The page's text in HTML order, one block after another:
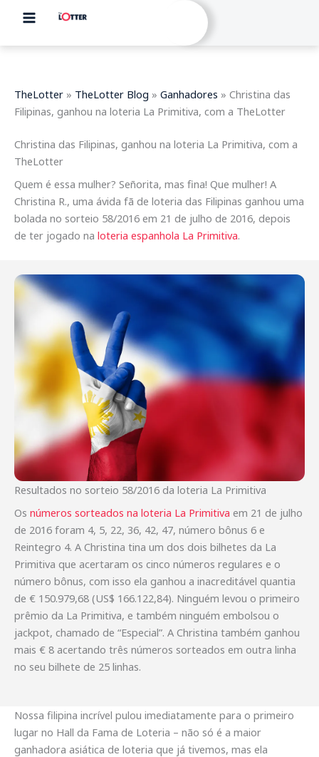
content
TheLotter » TheLotter Blog » Ganhadores » Christina das
Filipinas, ganhou na loteria La Primitiva, com a TheLotter
Christina das Filipinas, ganhou na loteria La Primitiva, com a
TheLotter
Quem é essa mulher? Señorita, mas fina! Que mulher! A
Christina R., uma ávida fã de loteria das Filipinas ganhou uma
bolada no sorteio 58/2016 em 21 de julho de 2016, depois
de ter jogado na loteria espanhola La Primitiva.
Resultados no sorteio 58/2016 da loteria La Primitiva
Os números sorteados na loteria La Primitiva em 21 de julho
de 2016 foram 4, 5, 22, 36, 42, 47, número bônus 6 e
Reintegro 4. A Christina tina um dos dois bilhetes da La
Primitiva que acertaram os cinco números regulares e o
número bônus, com isso ela ganhou a inacreditável quantia
de € 150.979,68 (US$ 166.122,84). Ninguém levou o primeiro
prêmio da La Primitiva, e também ninguém embolsou o
jackpot, chamado de “Especial”. A Christina também ganhou
mais € 8 acertando três números sorteados em outra linha
no seu bilhete de 25 linhas.
Nossa filipina incrível pulou imediatamente para o primeiro
lugar no Hall da Fama de Loteria – não só é a maior
ganhadora asiática de loteria que já tivemos, mas ela